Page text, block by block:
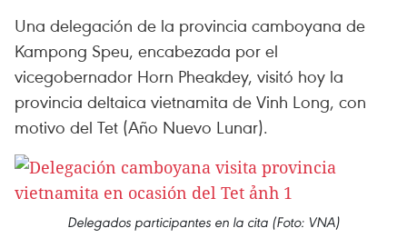
Una delegación de la provincia camboyana de
Kampong Speu, encabezada por el
vicegobernador Horn Pheakdey, visitó hoy la
provincia deltaica vietnamita de Vinh Long, con
motivo del Tet (Año Nuevo Lunar).
Delegados participantes en la cita (Foto: VNA)